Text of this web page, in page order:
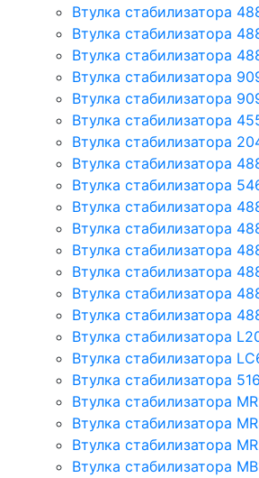
Втулка стабилизатора
Втулка стабилизатора
Втулка стабилизатора
Втулка стабилизатора
Втулка стабилизатора
Втулка стабилизатора
Втулка стабилизатора
Втулка стабилизатора
Втулка стабилизатора
Втулка стабилизатора
Втулка стабилизатора
Втулка стабилизатора
Втулка стабилизатора
Втулка стабилизатора
Втулка стабилизатора
Втулка стабилизатора
Втулка стабилизатора
Втулка стабилизатора
Втулка стабилизатора
Втулка стабилизатора
Втулка стабилизатора
Втулка стабилизатора